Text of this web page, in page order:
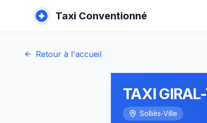
Taxi Conventionné
Retour à l'accueil
TAXI
Solliès-Ville